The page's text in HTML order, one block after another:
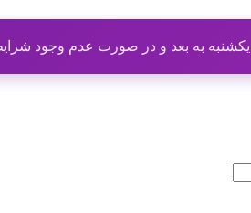
بعد و در صورت عدم وجود شرایط مناسب از تاریخ ۲۰